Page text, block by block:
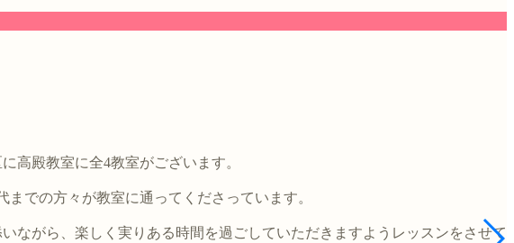
高殿教室に全4教室がございます。
での方々が教室に通ってくださっています。
ながら、楽しく実りある時間を過ごしていただきますようレッスンをさせて